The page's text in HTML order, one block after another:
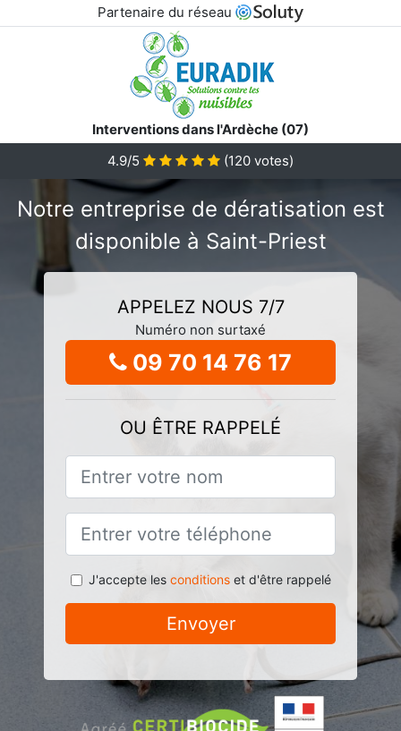
Partenaire du réseau
Interventions dans l'Ardèche (07)
4.9/5
(120 votes)
Notre entreprise de dératisation est
disponible à Saint-Priest
APPELEZ NOUS 7/7
Numéro non surtaxé
09 70 14 76 17
OU ÊTRE RAPPELÉ
J'accepte les conditionset d'être rappelé
Envoyer